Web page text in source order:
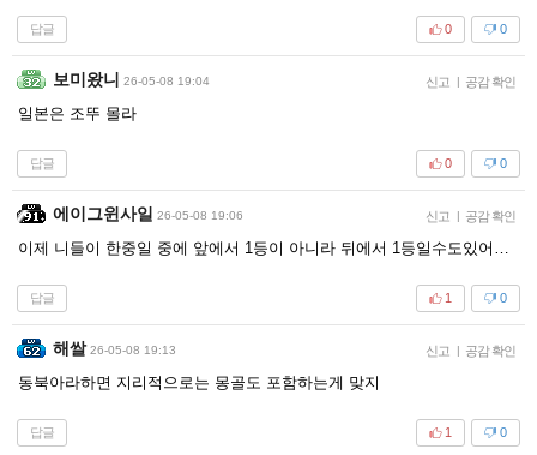
답글 0
0
보미왔니 26-05-08 19:04 신고 | 공감 확인
일본은 조뚜 몰라
답글 0
0
에이그윈사일 26-05-08 19:06 신고 | 공감 확인
이제 니들이 한중일 중에 앞에서 1등이 아니라 뒤에서 1등일수도있어…
답글 0
1
해쌀 26-05-08 19:13 신고 | 공감 확인
동북아라하면 지리적으로는 몽골도 포함하는게 맞지
답글 0
1